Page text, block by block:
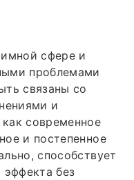
сфере и
проблемами
связаны со
и
современное
и постепенное
способствует
без